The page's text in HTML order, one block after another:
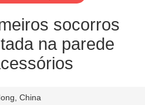
socorros
na parede
China